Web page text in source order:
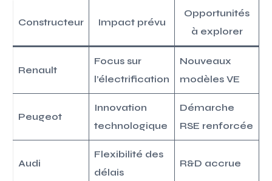
Constructeur Impact prévu
Opportunités
à explorer
Renault
Focus sur
l’électrification
Nouveaux
modèles VE
Peugeot
Innovation
technologique
Démarche
RSE renforcée
Audi
Flexibilité des
délais
R&D accrue